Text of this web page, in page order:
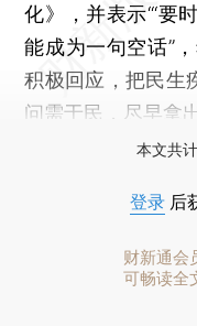
化》，并表示“‘要
能成为一句空话”
积极回应，把民生
问需于民，尽早拿
本文共
登录 后
财新通会
可畅读全